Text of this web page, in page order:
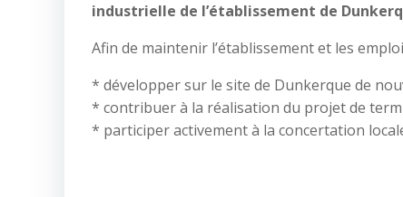
industrielle de l’établissement de
Afin de maintenir l’établissement et les
* développer sur le site de Dunkerque de
* contribuer à la réalisation du projet de
* participer activement à la concertation